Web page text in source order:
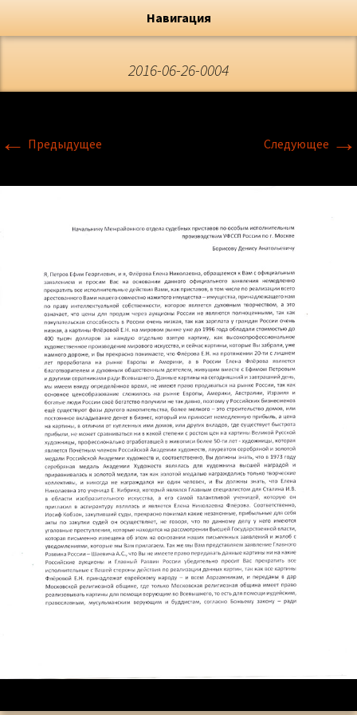
Флёрова Елена Николаевна
Художник, Официальный сайт
Навигация
2016-06-26-0004
← Предыдущее Следующее →